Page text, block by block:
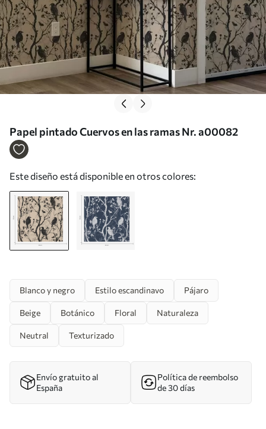
Papel pintado Cuervos en las ramas Nr. a00082
Este diseño está disponible en otros colores:
Blanco y negro Estilo escandinavo Pájaro
Beige Botánico Floral Naturaleza
Neutral Texturizado
Envío gratuito al
España
Política de reembolso
de 30 días